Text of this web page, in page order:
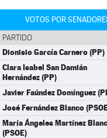
VOTOS POR
PARTIDO
Dionisio García Carnero (PP)
Clara Isabel San Damián
Hernández (PP)
Javier Faúndez Domínguez
José Fernández Blanco
María Ángeles Martínez
(PSOE)